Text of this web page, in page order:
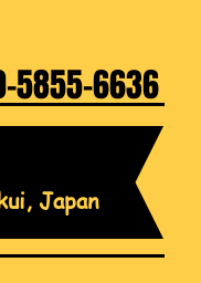
5855-6636
Japan